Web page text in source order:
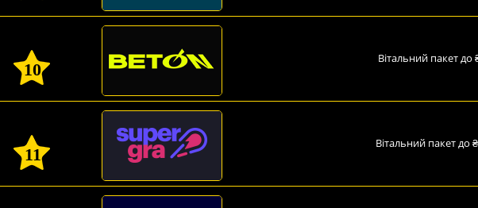
10
Вітальний пакет до
11
Вітальний пакет до